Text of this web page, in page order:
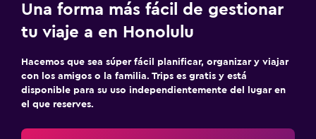
Una forma más fácil de gestionar
tu viaje a en Honolulu
Hacemos que sea súper fácil planificar, organizar y viajar
con los amigos o la familia. Trips es gratis y está
disponible para su uso independientemente del lugar en
el que reserves.